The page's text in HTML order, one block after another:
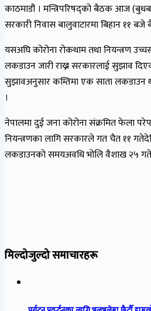
काठमाडौं । मन्त्रिपरिषद्को बैठक आज
सरकारी निवास बालुवाटारमा बिहान ११
यसअघि कोरोना रोकथाम तथा नियन्त्रण
लकडाउन जारी राख्न सरकारलाई सुझाव
सुझावअनुसार कम्तिमा एक साता लकडाउन
।
नेपालमा दुई जना कोरोना संक्रमित फेला
नियन्त्रणका लागि सरकारले गत चैत ११
लकडाउनको समयअवधि भोलि वैशाख २५
मिल्दोजुल्दो समाचारहरू